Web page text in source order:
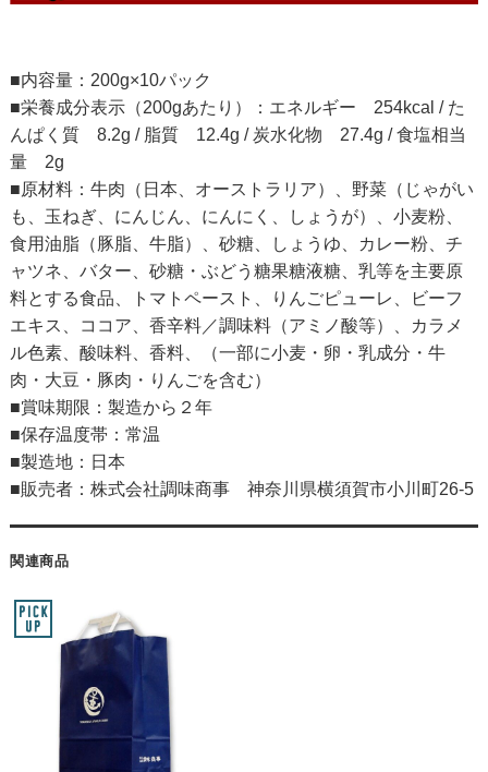
■内容量：200g×10パック
■栄養成分表示（200gあたり）：エネルギー 254kcal / た
んぱく質 8.2g / 脂質 12.4g / 炭水化物 27.4g / 食塩相当
量 2g
■原材料：牛肉（日本、オーストラリア）、野菜（じゃがい
も、玉ねぎ、にんじん、にんにく、しょうが）、小麦粉、
食用油脂（豚脂、牛脂）、砂糖、しょうゆ、カレー粉、チ
ャツネ、バター、砂糖・ぶどう糖果糖液糖、乳等を主要原
料とする食品、トマトペースト、りんごピューレ、ビーフ
エキス、ココア、香辛料／調味料（アミノ酸等）、カラメ
ル色素、酸味料、香料、（一部に小麦・卵・乳成分・牛
肉・大豆・豚肉・りんごを含む）
■賞味期限：製造から２年
■保存温度帯：常温
■製造地：日本
■販売者：株式会社調味商事 神奈川県横須賀市小川町26-5
関連商品